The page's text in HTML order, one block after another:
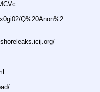
Q%20Anon%2